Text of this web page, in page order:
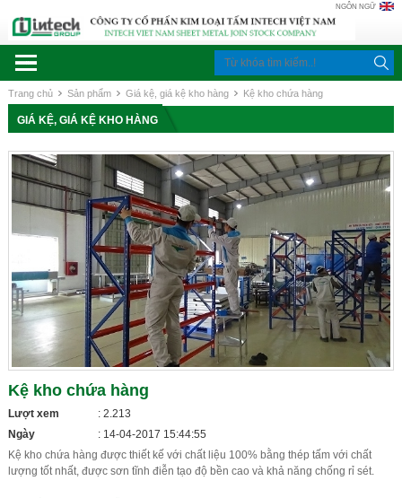
NGÔN NGỮ
Trang chủ Sản phẩm Giá kệ, giá kệ kho hàng Kệ kho chứa hàng
GIÁ KỆ, GIÁ KỆ KHO HÀNG
Kệ kho chứa hàng
Lượt xem
: 2.213
Ngày
: 14-04-2017 15:44:55
Kệ kho chứa hàng được thiết kế với chất liệu 100% bằng thép tấm với chất
lượng tốt nhất, được sơn tĩnh điễn tạo độ bền cao và khả năng chống rỉ sét.